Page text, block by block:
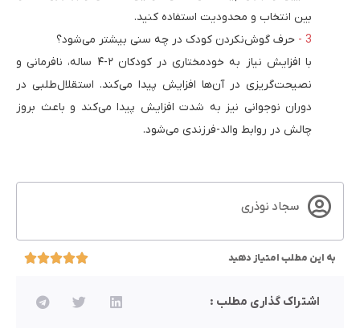
بین انتخاب و محدودیت استفاده کنید.
حرف گوش‌نکردن کودک در چه سنی بیشتر می‌شود؟
با افزایش نیاز به خودمختاری در کودکان ۲-۴ ساله، نافرمانی و
نصیحت‌گریزی در آن‌ها افزایش پیدا می‌کند. استقلال‌طلبی در
دوران نوجوانی نیز به شدت افزایش پیدا می‌کند و باعث بروز
چالش در روابط والد-فرزندی می‌شود. ‌
سجاد نوذری
به این مطلب امتیاز دهید
اشتراک گذاری مطلب :